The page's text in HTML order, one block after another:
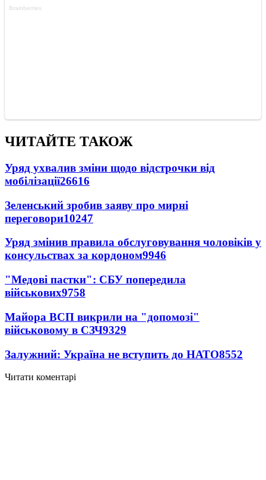
ЧИТАЙТЕ ТАКОЖ
Уряд ухвалив зміни щодо відстрочки від
мобілізації26616
Зеленський зробив заяву про мирні
переговори10247
Уряд змінив правила обслуговування чоловіків у
консульствах за кордоном9946
"Медові пастки": СБУ попередила
військових9758
Майора ВСП викрили на "допомозі"
військовому в СЗЧ9329
Залужний: Україна не вступить до НАТО8552
Читати коментарі